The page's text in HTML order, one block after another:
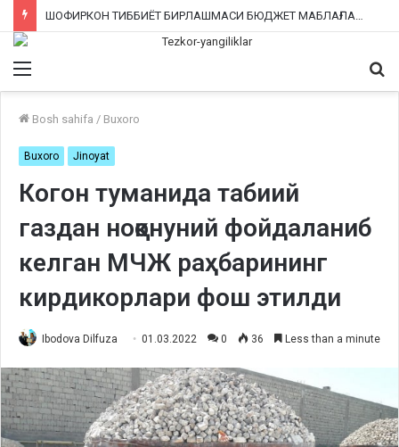
ШОФИРКОН ТИББИЁТ БИРЛАШМАСИ БЮДЖЕТ МАБЛАҒЛАРИНИ ТАЛОН-ТАРОЖ ҚИЛИНГАНИ РОСТМИ?
Menu
Bosh sahifa / Buxoro
Buxoro Jinoyat
Когон туманида табиий
газдан ноқонуний фойдаланиб
келган МЧЖ раҳбарининг
кирдикорлари фош этилди
Ibodova Dilfuza 01.03.2022 0 36 Less than a minute